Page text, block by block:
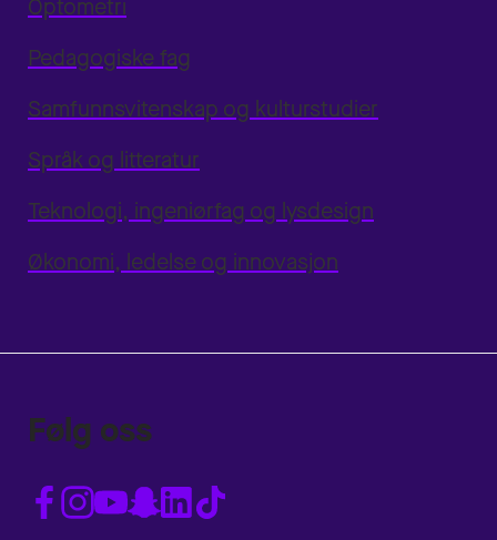
Optometri
Pedagogiske fag
Samfunnsvitenskap og kulturstudier
Språk og litteratur
Teknologi, ingeniørfag og lysdesign
Økonomi, ledelse og innovasjon
Følg oss